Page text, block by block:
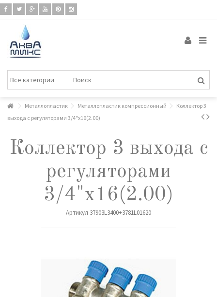
Металлопластик Металлопластик компрессионный
Коллектор 3
выхода с регуляторами 3/4"х16(2.00)
Коллектор 3 выхода с
регуляторами
3/4"х16(2.00)
Артикул 37903L3400+3781L01620